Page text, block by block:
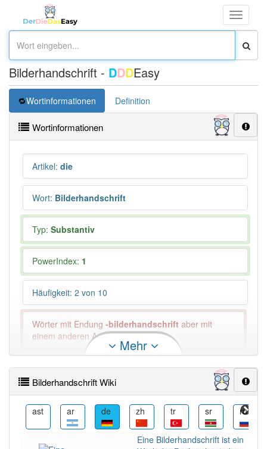
Toggle
Bilderhandschrift - DDDEasy
Wortinformationen Definition
Wortinformationen
Artikel: die
Wort: Bilderhandschrift
Typ: Substantiv
PowerIndex: 1
Häufigkeit: 2 von 10
Wörter mit Endung -bilderhandschrift aber mit
einem anderen Artikel: -1
97% unserer Spielapp-Nutzer haben den Artikel
korrekt erraten.
Mehr
Bilderhandschrift Wiki
ast ar de zh tr sr ru
Eine Bilderhandschrift ist ein